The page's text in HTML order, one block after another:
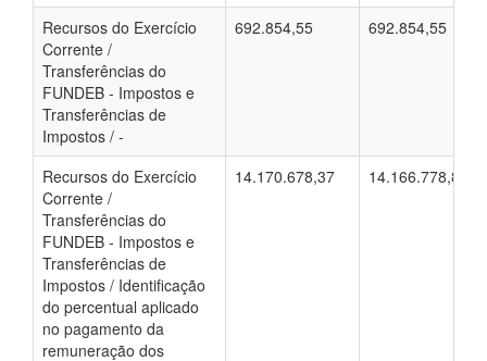
Recursos do Exercício
Corrente /
Transferências do
FUNDEB - Impostos e
Transferências de
Impostos / -
692.854,55 692.854,55
Recursos do Exercício
Corrente /
Transferências do
FUNDEB - Impostos e
Transferências de
Impostos / Identificação
do percentual aplicado
no pagamento da
remuneração dos
14.170.678,37 14.166.778,89